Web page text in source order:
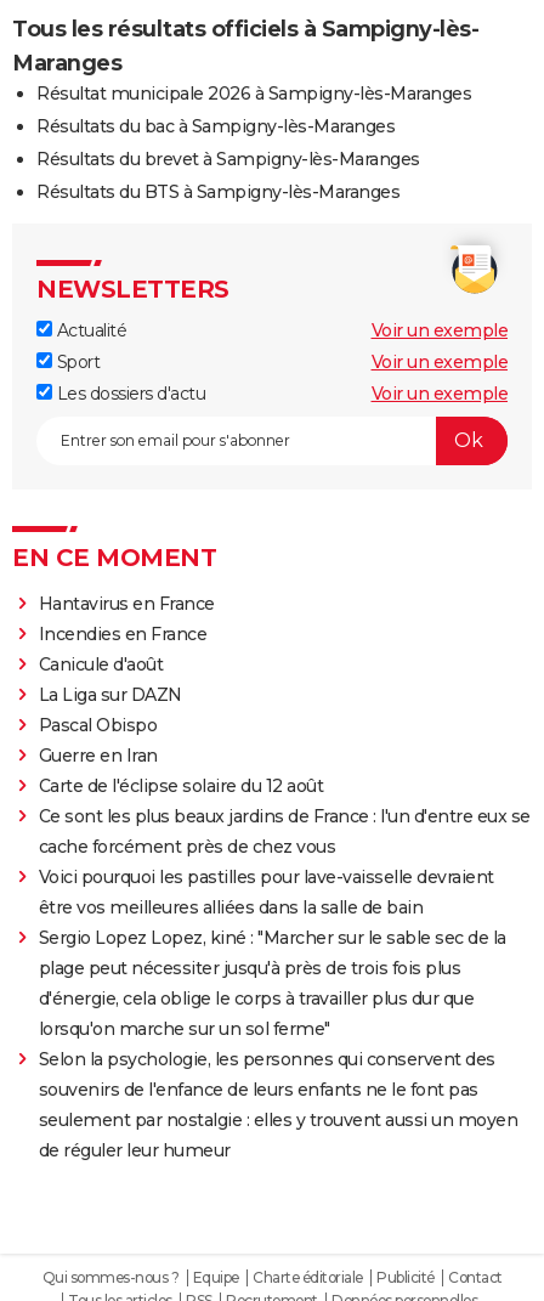
Tous les résultats officiels à Sampigny-lès-
Maranges
Résultat municipale 2026 à Sampigny-lès-Maranges
Résultats du bac à Sampigny-lès-Maranges
Résultats du brevet à Sampigny-lès-Maranges
Résultats du BTS à Sampigny-lès-Maranges
NEWSLETTERS
Actualité
Voir un exemple
Sport
Voir un exemple
Les dossiers d'actu
Voir un exemple
EN CE MOMENT
Hantavirus en France
Incendies en France
Canicule d'août
La Liga sur DAZN
Pascal Obispo
Guerre en Iran
Carte de l'éclipse solaire du 12 août
Ce sont les plus beaux jardins de France : l'un d'entre eux se
cache forcément près de chez vous
Voici pourquoi les pastilles pour lave-vaisselle devraient
être vos meilleures alliées dans la salle de bain
Sergio Lopez Lopez, kiné : "Marcher sur le sable sec de la
plage peut nécessiter jusqu'à près de trois fois plus
d'énergie, cela oblige le corps à travailler plus dur que
lorsqu'on marche sur un sol ferme"
Selon la psychologie, les personnes qui conservent des
souvenirs de l'enfance de leurs enfants ne le font pas
seulement par nostalgie : elles y trouvent aussi un moyen
de réguler leur humeur
Qui sommes-nous ? Equipe Charte éditoriale Publicité
Contact